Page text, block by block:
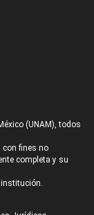
(UNAM), todos
con fines no
completa y su
institución.